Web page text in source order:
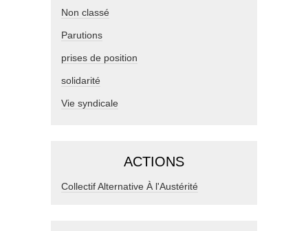
Non classé
Parutions
prises de position
solidarité
Vie syndicale
ACTIONS
Collectif Alternative À l'Austérité